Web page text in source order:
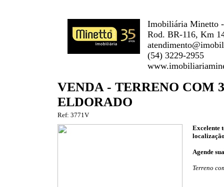
Imobiliária Minetto
Rod. BR-116, Km
(54) 3229-2955
VENDA - TERRENO COM
ELDORADO
Ref: 3771V
Excelente
Agende
Terreno